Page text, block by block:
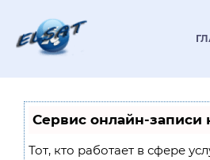
Сервис онлайн-записи
Тот, кто работает в сфере